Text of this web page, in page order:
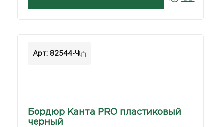
Арт: 82544-Ч
Бордюр Канта PRO пластиковый
черный